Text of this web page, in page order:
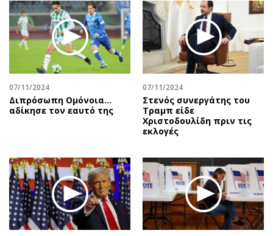
07/11/2024
Διπρόσωπη Ομόνοια…
αδίκησε τον εαυτό της
07/11/2024
Στενός συνεργάτης του
Τραμπ είδε
Χριστοδουλίδη πριν τις
εκλογές